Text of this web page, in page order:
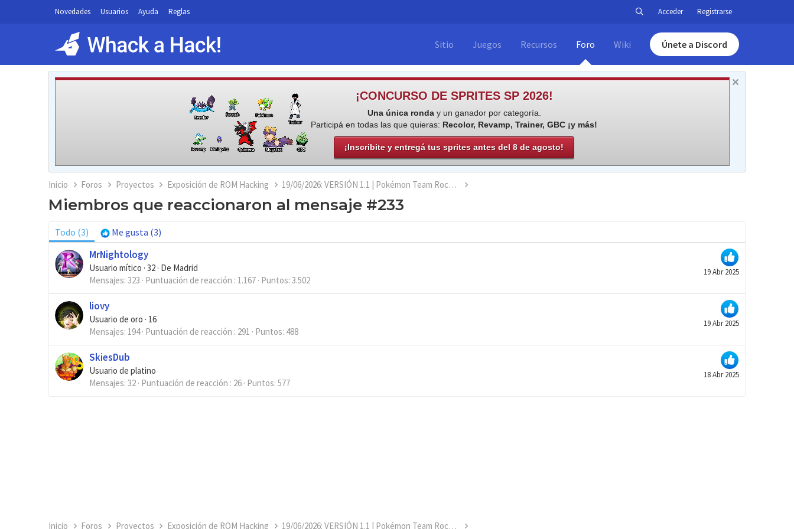
Novedades Usuarios Ayuda Reglas Acceder Registrarse
Sitio Juegos Recursos Foro Wiki Únete a Discord
¡CONCURSO DE SPRITES SP 2026!
Una única ronday un ganador por categoría.
Participá en todas las que quieras: Recolor, Revamp, Trainer, GBC ¡y más!
¡Inscribite y entregá tus sprites antes del 8 de agosto!
Inicio Foros Proyectos Exposición de ROM Hacking 19/06/2026: VERSIÓN 1.1 | Pokémon Team Rocket Jessie & James [COMPLETO]
Miembros que reaccionaron al mensaje #233
Todo (3) Me gusta (3)
19 Abr 2025
MrNightology
Usuario mítico · 32 · De Madrid
Mensajes 323 Puntuación de reacción 1.167 Puntos 3.502
19 Abr 2025
liovy
Usuario de oro · 16
Mensajes 194 Puntuación de reacción 291 Puntos 488
18 Abr 2025
SkiesDub
Usuario de platino
Mensajes 32 Puntuación de reacción 26 Puntos 577
Inicio Foros Proyectos Exposición de ROM Hacking 19/06/2026: VERSIÓN 1.1 | Pokémon Team Rocket Jessie & James [COMPLETO]